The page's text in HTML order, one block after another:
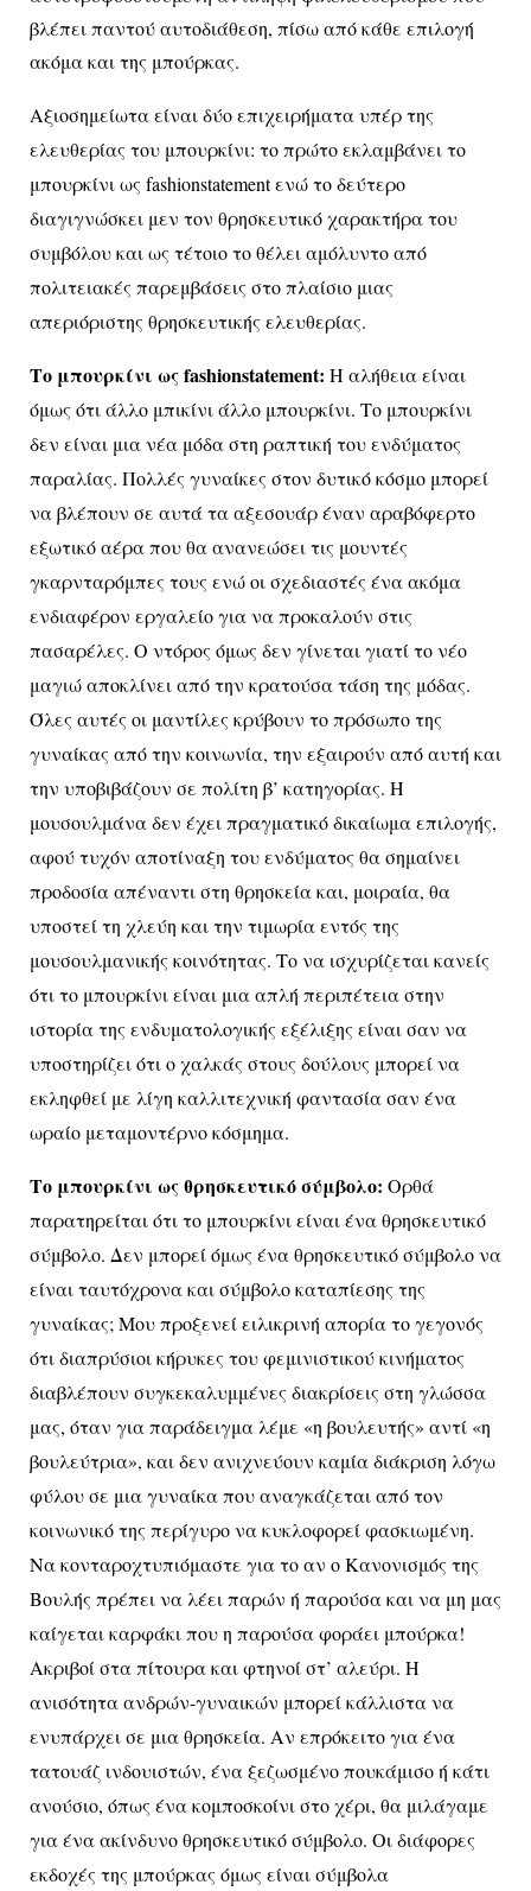
βλέπει παντού αυτοδιάθεση, πίσω από κάθε επιλογή
ακόμα και της μπούρκας.
Αξιοσημείωτα είναι δύο επιχειρήματα υπέρ της
ελευθερίας του μπουρκίνι: το πρώτο εκλαμβάνει το
μπουρκίνι ως fashionstatementενώ το δεύτερο
διαγιγνώσκει μεν τον θρησκευτικό χαρακτήρα του
συμβόλου και ως τέτοιο το θέλει αμόλυντο από
πολιτειακές παρεμβάσεις στο πλαίσιο μιας
απεριόριστης θρησκευτικής ελευθερίας.
Το μπουρκίνι ωςfashionstatement: Η αλήθεια είναι
όμως ότι άλλο μπικίνι άλλο μπουρκίνι. Το μπουρκίνι
δεν είναι μια νέα μόδα στη ραπτική του ενδύματος
παραλίας. Πολλές γυναίκες στον δυτικό κόσμο μπορεί
να βλέπουν σε αυτά τα αξεσουάρ έναν αραβόφερτο
εξωτικό αέρα που θα ανανεώσει τις μουντές
γκαρνταρόμπες τους ενώ οι σχεδιαστές ένα ακόμα
ενδιαφέρον εργαλείο για να προκαλούν στις
πασαρέλες. Ο ντόρος όμως δεν γίνεται γιατί το νέο
μαγιώ αποκλίνει από την κρατούσα τάση της μόδας.
Όλες αυτές οι μαντίλες κρύβουν το πρόσωπο της
γυναίκας από την κοινωνία, την εξαιρούν από αυτή και
την υποβιβάζουν σε πολίτη β’ κατηγορίας. Η
μουσουλμάνα δεν έχει πραγματικό δικαίωμα επιλογής,
αφού τυχόν αποτίναξη του ενδύματος θα σημαίνει
προδοσία απέναντι στη θρησκεία και, μοιραία, θα
υποστεί τη χλεύη και την τιμωρία εντός της
μουσουλμανικής κοινότητας. Το να ισχυρίζεται κανείς
ότι το μπουρκίνι είναι μια απλή περιπέτεια στην
ιστορία της ενδυματολογικής εξέλιξης είναι σαν να
υποστηρίζει ότι ο χαλκάς στους δούλους μπορεί να
εκληφθεί με λίγη καλλιτεχνική φαντασία σαν ένα
ωραίο μεταμοντέρνο κόσμημα.
Το μπουρκίνι ως θρησκευτικό σύμβολο: Ορθά
παρατηρείται ότι το μπουρκίνι είναι ένα θρησκευτικό
σύμβολο. Δεν μπορεί όμως ένα θρησκευτικό σύμβολο να
είναι ταυτόχρονα και σύμβολο καταπίεσης της
γυναίκας;Μου προξενεί ειλικρινή απορία το γεγονός
ότι διαπρύσιοι κήρυκες του φεμινιστικού κινήματος
διαβλέπουν συγκεκαλυμμένες διακρίσεις στη γλώσσα
μας, όταν για παράδειγμα λέμε «η βουλευτής» αντί «η
βουλεύτρια», και δεν ανιχνεύουν καμία διάκριση λόγω
φύλου σε μια γυναίκα που αναγκάζεται από τον
κοινωνικό της περίγυρο να κυκλοφορεί φασκιωμένη.
Να κονταροχτυπιόμαστε για το αν ο Κανονισμός της
Βουλής πρέπει να λέει παρών ή παρούσα και να μη μας
καίγεται καρφάκι που η παρούσα φοράει μπούρκα!
Ακριβοί στα πίτουρα και φτηνοί στ’ αλεύρι. Η
ανισότητα ανδρών-γυναικών μπορεί κάλλιστα να
ενυπάρχει σε μια θρησκεία. Αν επρόκειτο για ένα
τατουάζ ινδουιστών, ένα ξεζωσμένο πουκάμισο ή κάτι
ανούσιο, όπως ένα κομποσκοίνι στο χέρι, θα μιλάγαμε
για ένα ακίνδυνο θρησκευτικό σύμβολο. Οι διάφορες
εκδοχές της μπούρκας όμως είναι σύμβολα